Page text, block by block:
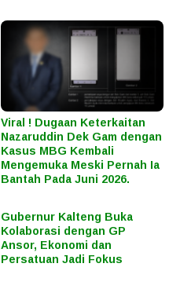
Viral ! Dugaan Keterkaitan
Nazaruddin Dek Gam dengan
Kasus MBG Kembali
Mengemuka Meski Pernah Ia
Bantah Pada Juni 2026.
Gubernur Kalteng Buka
Kolaborasi dengan GP
Ansor, Ekonomi dan
Persatuan Jadi Fokus